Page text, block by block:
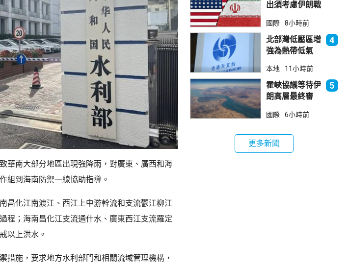
華南大部分地區出現強降雨，對廣東、廣西和海
組到海南防禦一線協助指導。
昌化江南渡江、西江上中游幹流和支流鬱江柳江
程；海南昌化江支流通什水、廣東西江支流羅定
以上洪水。
措施，要求地方水利部門和相關流域管理機構，
出須考慮伊朗戰
國際 8小時前
北部灣低壓區增
強為熱帶低氣
本港直接威脅不
大
4
本地 11小時前
霍峽協議等待伊
朗高層最終審
航道後解除封鎖
5
國際 6小時前
更多新聞